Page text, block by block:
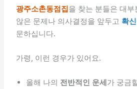
광주소촌동점집을 찾는 분들은 대
않은 문제나 의사결정을 앞두고 확
문하십니다.
가령, 이런 경우가 있어요.
올해 나의 전반적인 운세가 궁금